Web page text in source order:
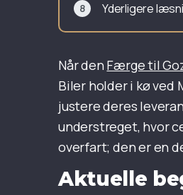
Yderligere
Når den Færge til
Biler holder i kø ved
justere deres
understreget, hvor
overfart; den er en
Aktuelle